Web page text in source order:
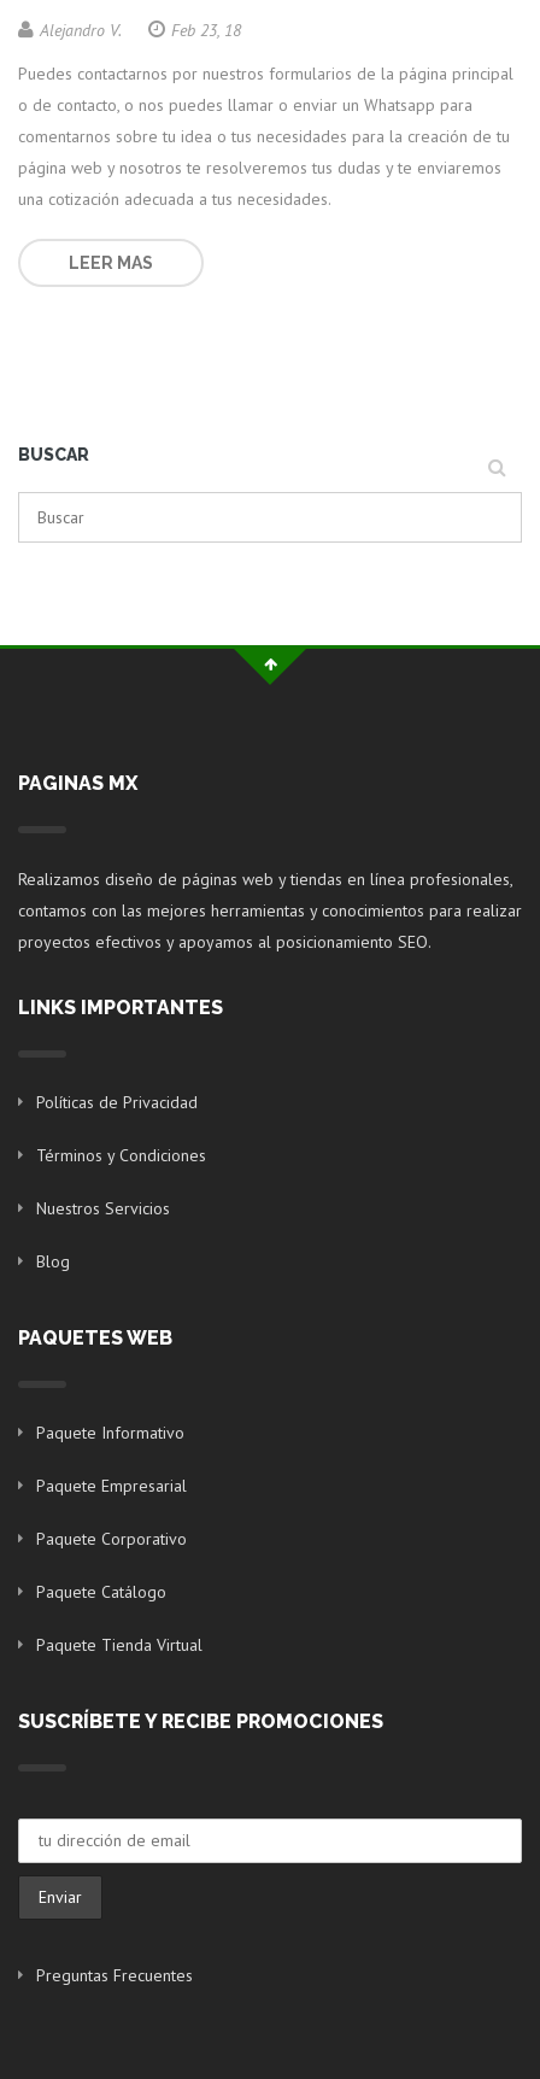
Alejandro V.
Feb 23, 18
Puedes contactarnos por nuestros formularios de la página principal
o de contacto, o nos puedes llamar o enviar un Whatsapp para
comentarnos sobre tu idea o tus necesidades para la creación de tu
página web y nosotros te resolveremos tus dudas y te enviaremos
una cotización adecuada a tus necesidades.
LEER MAS
BUSCAR
PAGINAS MX
Realizamos diseño de páginas web y tiendas en línea profesionales,
contamos con las mejores herramientas y conocimientos para realizar
proyectos efectivos y apoyamos al posicionamiento SEO.
LINKS IMPORTANTES
Políticas de Privacidad
Términos y Condiciones
Nuestros Servicios
Blog
PAQUETES WEB
Paquete Informativo
Paquete Empresarial
Paquete Corporativo
Paquete Catálogo
Paquete Tienda Virtual
SUSCRÍBETE Y RECIBE PROMOCIONES
Preguntas Frecuentes